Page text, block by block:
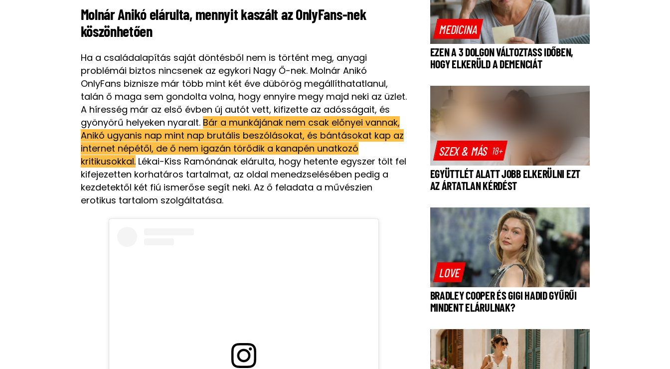
Molnár Anikó elárulta, mennyit kaszált az OnlyFans-nek
köszönhetően
Ha a családalapítás saját döntésből nem is történt meg, anyagi
problémái biztos nincsenek az egykori Nagy Ő-nek. Molnár Anikó
OnlyFans biznisze már több mint két éve dübörög megállíthatatlanul,
talán ő maga sem gondolta volna, hogy ennyire megy majd neki az üzlet.
A híresség már az első évben új autót vett, kifizette az adósságait, és
gyönyörű helyeken nyaralt. Bár a munkájának nem csak előnyei vannak,
Anikó ugyanis nap mint nap brutális beszólásokat, és bántásokat kap az
internet népétől, de ő nem igazán törődik a kanapén unatkozó
kritikusokkal.Lékai-Kiss Ramónának elárulta, hogy hetente egyszer tölt fel
kifejezetten korhatáros tartalmat, az oldal menedzselésében pedig a
kezdetektől két fiú ismerőse segít neki. Az ő feladata a művészien
erotikus tartalom szolgáltatása.
MEDICINA
EZEN A 3 DOLGON VÁLTOZTASS IDŐBEN,
HOGY ELKERÜLD A DEMENCIÁT
SZEX & MÁS 18+
EGYÜTTLÉT ALATT JOBB ELKERÜLNI EZT
AZ ÁRTATLAN KÉRDÉST
LOVE
BRADLEY COOPER ÉS GIGI HADID GYŰRŰI
MINDENT ELÁRULNAK?